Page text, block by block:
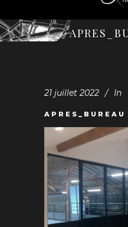
21 juillet 2022 In
APRES_BUREAU